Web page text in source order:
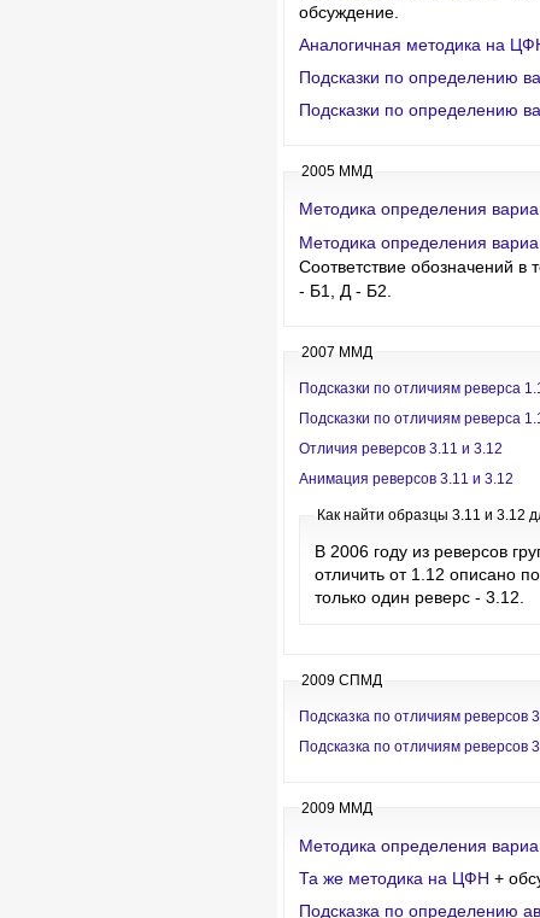
обсуждение.
Аналогичная методика на
Подсказки по определению
Подсказки по определению
2005 ММД
Методика определения
Методика определения
Соответствие обозначений
- Б1, Д - Б2.
2007 ММД
Подсказки по отличиям реверса
Подсказки по отличиям реверса
Отличия реверсов 3.11 и 3.12
Анимация реверсов 3.11 и 3.12
Как найти образцы 3.11 и 3.12
В 2006 году из реверсов
отличить от 1.12 описано
только один реверс - 3.12.
2009 СПМД
Подсказка по отличиям реверсов
Подсказка по отличиям реверсов
2009 ММД
Методика определения
Та же методика на ЦФН +
Подсказка по определению